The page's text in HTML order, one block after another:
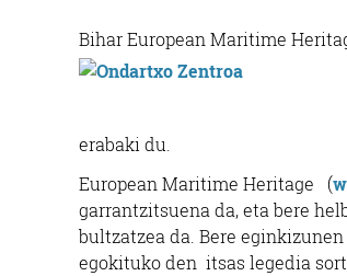
Bihar European Maritime
erabaki du.
European Maritime Heritage (
garrantzitsuena da, eta bere
bultzatzea da. Bere
egokituko den itsas legedia